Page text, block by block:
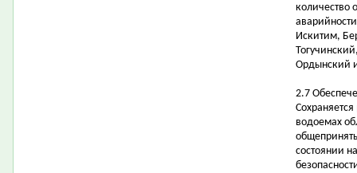
количество
Искитим,
Ордынский
2.7
водоемах
состоянии